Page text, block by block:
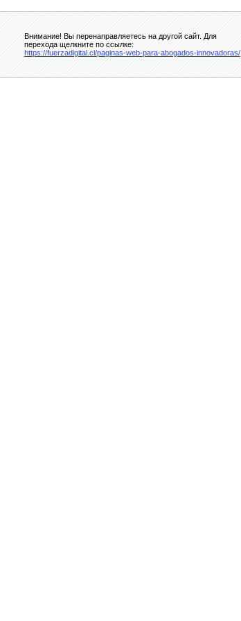
Внимание! Вы перенаправляетесь на другой сайт. Для
перехода щелкните по ссылке:
https://fuerzadigital.cl/paginas-web-para-abogados-innovadoras/